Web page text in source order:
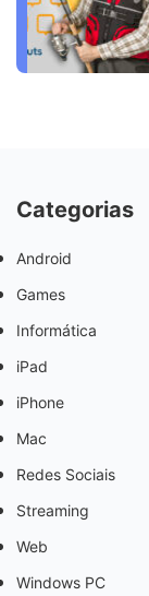
Categorias
Android
Games
Informática
iPad
iPhone
Mac
Redes Sociais
Streaming
Web
Windows PC